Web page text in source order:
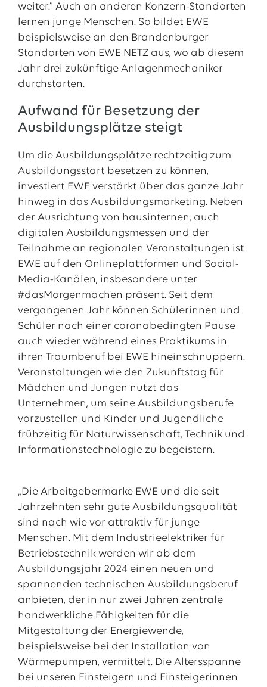
weiter.“ Auch an anderen Konzern-Standorten
lernen junge Menschen. So bildet EWE
beispielsweise an den Brandenburger
Standorten von EWE NETZ aus, wo ab diesem
Jahr drei zukünftige Anlagenmechaniker
durchstarten.
Aufwand für Besetzung der
Ausbildungsplätze steigt
Um die Ausbildungsplätze rechtzeitig zum
Ausbildungsstart besetzen zu können,
investiert EWE verstärkt über das ganze Jahr
hinweg in das Ausbildungsmarketing. Neben
der Ausrichtung von hausinternen, auch
digitalen Ausbildungsmessen und der
Teilnahme an regionalen Veranstaltungen ist
EWE auf den Onlineplattformen und Social-
Media-Kanälen, insbesondere unter
#dasMorgenmachen präsent. Seit dem
vergangenen Jahr können Schülerinnen und
Schüler nach einer coronabedingten Pause
auch wieder während eines Praktikums in
ihren Traumberuf bei EWE hineinschnuppern.
Veranstaltungen wie den Zukunftstag für
Mädchen und Jungen nutzt das
Unternehmen, um seine Ausbildungsberufe
vorzustellen und Kinder und Jugendliche
frühzeitig für Naturwissenschaft, Technik und
Informationstechnologie zu begeistern.
„Die Arbeitgebermarke EWE und die seit
Jahrzehnten sehr gute Ausbildungsqualität
sind nach wie vor attraktiv für junge
Menschen. Mit dem Industrieelektriker für
Betriebstechnik werden wir ab dem
Ausbildungsjahr 2024 einen neuen und
spannenden technischen Ausbildungsberuf
anbieten, der in nur zwei Jahren zentrale
handwerkliche Fähigkeiten für die
Mitgestaltung der Energiewende,
beispielsweise bei der Installation von
Wärmepumpen, vermittelt. Die Altersspanne
bei unseren Einsteigern und Einsteigerinnen